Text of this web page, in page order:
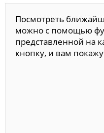
Посмотреть
можно с помощью
представленной на
кнопку, и вам